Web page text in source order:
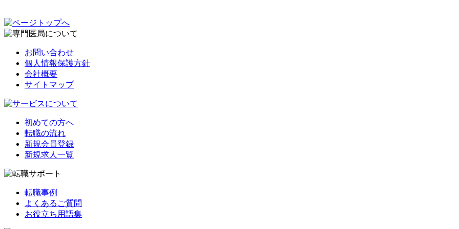
お問い合わせ
個人情報保護方針
会社概要
サイトマップ
初めての方へ
転職の流れ
新規会員登録
新規求人一覧
転職事例
よくあるご質問
お役立ち用語集